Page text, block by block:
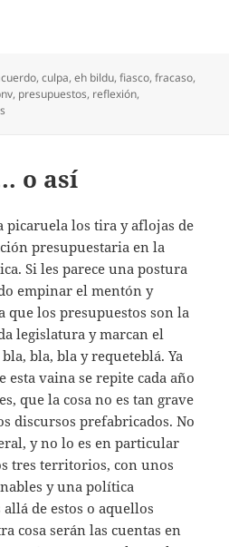
,culpa,eh bildu,fiasco,fracaso,
, presupuestos, reflexión,
o así
picaruela los tira y aflojas de
presupuestaria en la
Si les parece una postura
empinar el mentón y
que los presupuestos son la
legislatura y marcan el
bla, bla y requeteblá. Ya
esta vaina se repite cada año
que la cosa no es tan grave
discursos prefabricados. No
y no lo es en particular
tres territorios, con unos
y una política
de estos o aquellos
cosa serán las cuentas en